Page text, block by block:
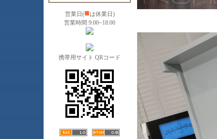
営業日(■は休業日)
営業時間 9:00~18:00
携帯用サイト QRコード